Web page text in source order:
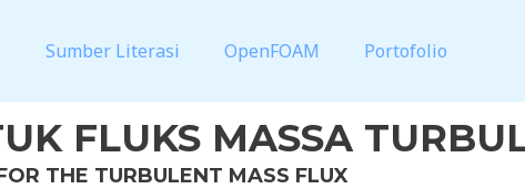
Sumber Literasi OpenFOAM Portofolio
FLUKS MASSA
THE TURBULENT MASS FLUX